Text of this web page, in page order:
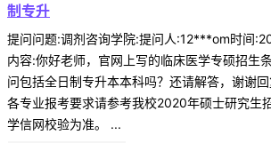
制专升
提问问题:调剂咨询学院:提问人:12***om时间
内容:你好老师，官网上写的临床医学专硕招生
问包括全日制专升本本科吗？还请解答，谢谢回
各专业报考要求请参考我校2020年硕士研究生
学信网校验为准。 ...